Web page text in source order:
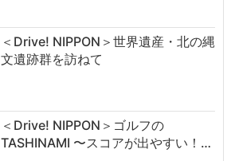
＜Drive! NIPPON＞世界遺産・北の縄
文遺跡群を訪ねて
＜Drive! NIPPON＞ゴルフの
TASHINAMI 〜スコアが出やすい！…